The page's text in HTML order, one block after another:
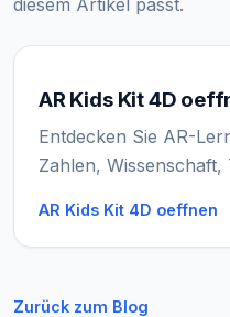
AR Kids Kit 4D
Entdecken Sie AR-
Zahlen,
AR Kids Kit 4D oeffnen
Zurück zum Blog